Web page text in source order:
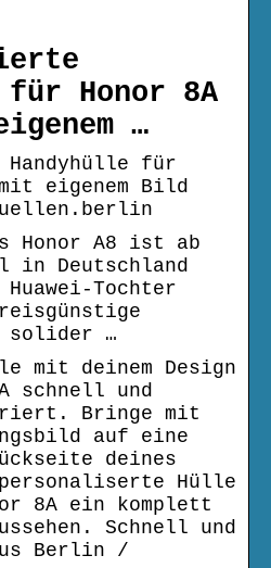
für Honor 8A
…
für
eigenem Bild
Honor A8 ist ab
Deutschland
Tochter
solider …
mit deinem Design
schnell und
Bringe mit
auf eine
deines
Hülle
8A ein komplett
Schnell und
Berlin /